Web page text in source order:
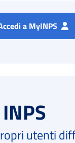
a MyINPS
utenti